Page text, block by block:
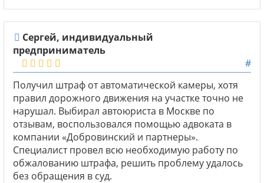
Сергей, индивидуальный
предприниматель
#
Получил штраф от автоматической камеры, хотя
правил дорожного движения на участке точно не
нарушал. Выбирал автоюриста в Москве по
отзывам, воспользовался помощью адвоката в
компании «Добровинский и партнеры».
Специалист провел всю необходимую работу по
обжалованию штрафа, решить проблему удалось
без обращения в суд.